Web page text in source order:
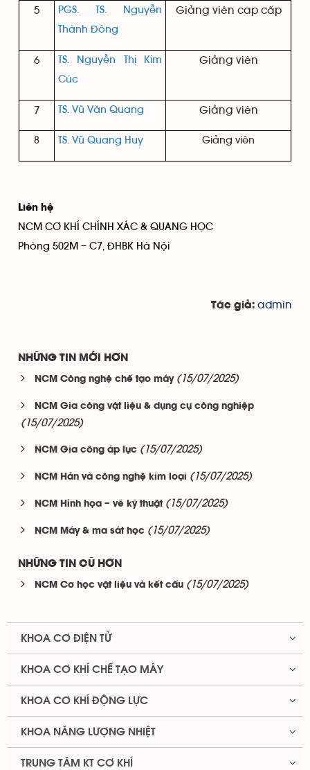
5 PGS.
TS. Nguyễn
Thành Đông
Giảng viên cap cấp
6
TS. Nguyễn Thị Kim
Cúc
Giảng viên
7 TS. Vũ Văn Quang Giảng viên
8 TS. Vũ Quang Huy Giảng viên
Liên hệ
NCM CƠ KHÍ CHÍNH XÁC & QUANG HỌC
Phòng 502M – C7, ĐHBK Hà Nội
Tác giả: admin
NHỮNG TIN MỚI HƠN
NCM Công nghệ chế tạo máy (15/07/2025)
NCM Gia công vật liệu & dụng cụ công nghiệp
(15/07/2025)
NCM Gia công áp lực (15/07/2025)
NCM Hàn và công nghệ kim loại (15/07/2025)
NCM Hình họa – vẽ kỹ thuật (15/07/2025)
NCM Máy & ma sát học (15/07/2025)
NHỮNG TIN CŨ HƠN
NCM Cơ học vật liệu và kết cấu (15/07/2025)
KHOA CƠ ĐIỆN TỬ
KHOA CƠ KHÍ CHẾ TẠO MÁY
KHOA CƠ KHÍ ĐỘNG LỰC
KHOA NĂNG LƯỢNG NHIỆT
TRUNG TÂM KT CƠ KHÍ